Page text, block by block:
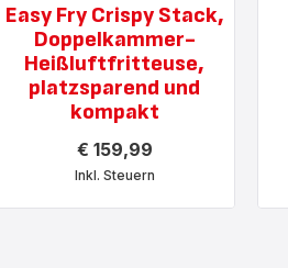
Easy Fry Crispy Stack,
Doppelkammer-
Heißluftfritteuse,
platzsparend und
kompakt
€ 159,99
Inkl. Steuern
anzeigen